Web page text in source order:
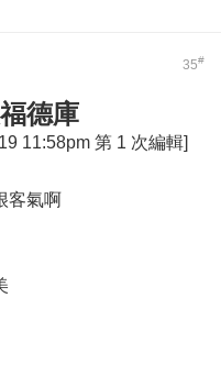
35#
德庫
11:58pm 第 1 次編輯]
客氣啊